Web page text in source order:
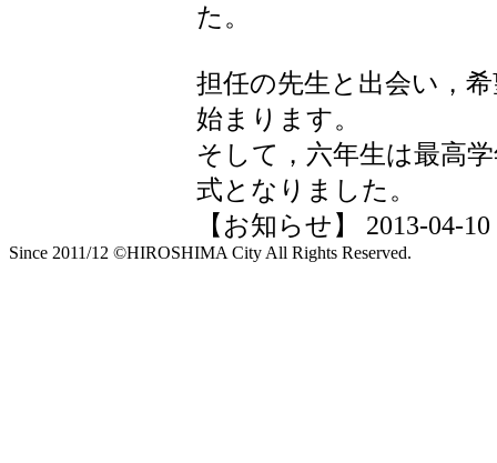
た。
担任の先生と出会い，
始まります。
そして，六年生は最高
式となりました。
【お知らせ】 2013-04-
Since 2011/12 ©HIROSHIMA City All Rights Reserved.